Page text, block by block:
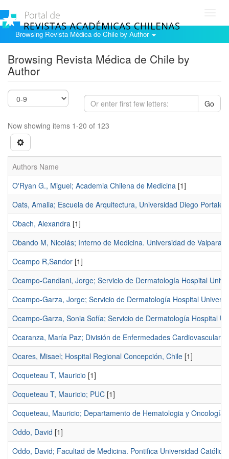
Browsing Revista Médica de Chile by Author
Browsing Revista Médica de Chile by
Author
Go
Now showing items 1-20 of 123
Authors Name
O'Ryan G., Miguel; Academia Chilena de Medicina [1]
Oats, Amalia; Escuela de Arquitectura, Universidad Diego Portales
Obach, Alexandra [1]
Obando M, Nicolás; Interno de Medicina. Universidad de
Ocampo R,Sandor [1]
Ocampo-Candiani, Jorge; Servicio de Dermatología Hospital
Ocampo-Garza, Jorge; Servicio de Dermatología Hospital
Ocampo-Garza, Sonia Sofía; Servicio de Dermatología Hospital
Ocaranza, María Paz; División de Enfermedades
Ocares, Misael; Hospital Regional Concepción, Chile [1]
Ocqueteau T, Mauricio [1]
Ocqueteau T, Mauricio; PUC [1]
Ocqueteau, Mauricio; Departamento de Hematologia y
Oddo, David [1]
Oddo, David; Facultad de Medicina. Pontifica Universidad Católica